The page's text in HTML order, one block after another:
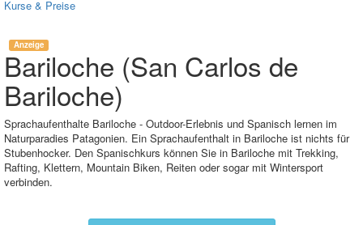
Kurse & Preise
Anzeige
Bariloche (San Carlos de
Bariloche)
Sprachaufenthalte Bariloche - Outdoor-Erlebnis und Spanisch lernen im
Naturparadies Patagonien. Ein Sprachaufenthalt in Bariloche ist nichts für
Stubenhocker. Den Spanischkurs können Sie in Bariloche mit Trekking,
Rafting, Klettern, Mountain Biken, Reiten oder sogar mit Wintersport
verbinden.